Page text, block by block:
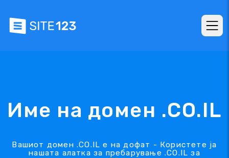
Име на домен .CO.IL
Вашиот домен .CO.IL е на дофат - Користете ја
нашата алатка за пребарување .CO.IL за